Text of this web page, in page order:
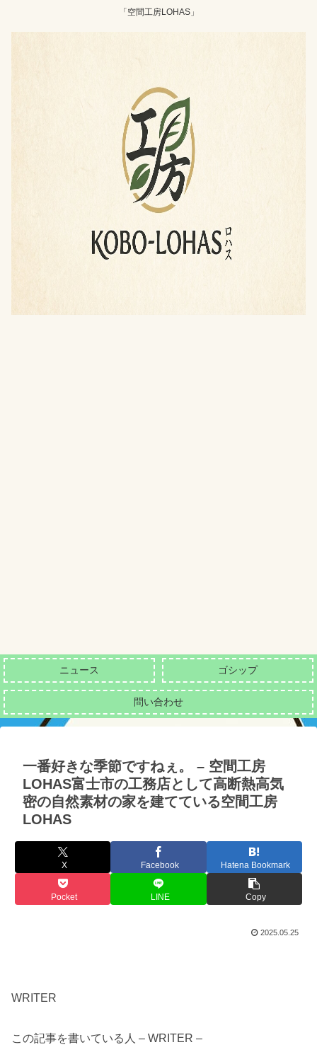
「空間工房LOHAS」
ニュース ゴシップ
問い合わせ
一番好きな季節ですねぇ。 – 空間工房
LOHAS富士市の工務店として高断熱高気
密の自然素材の家を建てている空間工房
LOHAS
X Facebook Hatena Bookmark
Pocket LINE Copy
2025.05.25
WRITER
この記事を書いている人 – WRITER –